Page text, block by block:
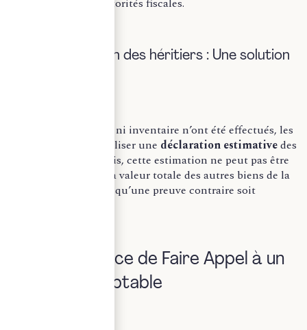
reconnue par les autorités fiscales.
C) La déclaration des héritiers : Une solution
Si ni vente publique ni inventaire n’ont été effectués, les
héritiers devront réaliser une déclaration estimativedes
objets d’art. Toutefois, cette estimation ne peut pas être
inférieure à 5 % de la valeur totale des autres biens de la
succession, à moins qu’une preuve contraire soit
III. L’Importance de Faire Appel à un
Expert-Comptable